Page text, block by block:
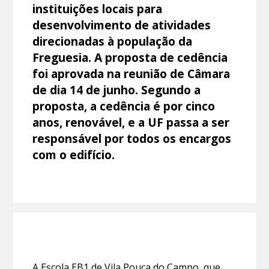
instituições locais para
desenvolvimento de atividades
direcionadas à população da
Freguesia. A proposta de cedência
foi aprovada na reunião de Câmara
de dia 14 de junho. Segundo a
proposta, a cedência é por cinco
anos, renovável, e a UF passa a ser
responsável por todos os encargos
com o edifício.